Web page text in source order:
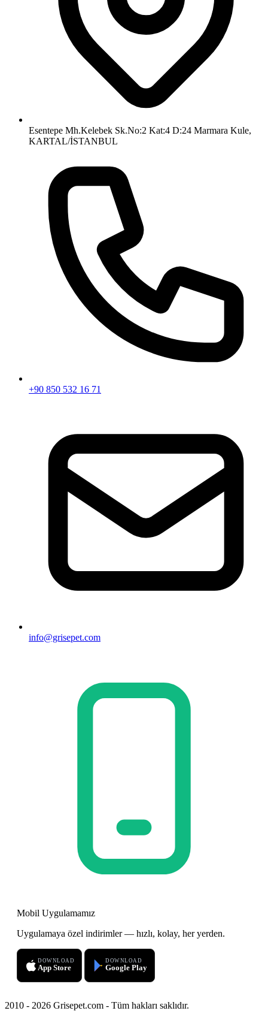
Esentepe Mh.Kelebek Sk.No:2 Kat:4 D:24 Marmara Kule,
KARTAL/İSTANBUL
+90 850 532 16 71
info@grisepet.com
Mobil Uygulamamız
Uygulamaya özel indirimler — hızlı, kolay, her yerden.
DOWNLOAD
App Store
DOWNLOAD
Google Play
2010 - 2026 Grisepet.com - Tüm hakları saklıdır.